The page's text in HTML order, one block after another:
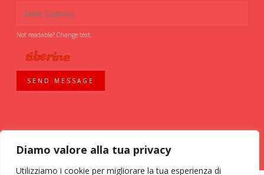
Diamo valore alla tua privacy
Utilizziamo i cookie per migliorare la tua esperienza di
Not readable? Change text.
SEND MESSAGE